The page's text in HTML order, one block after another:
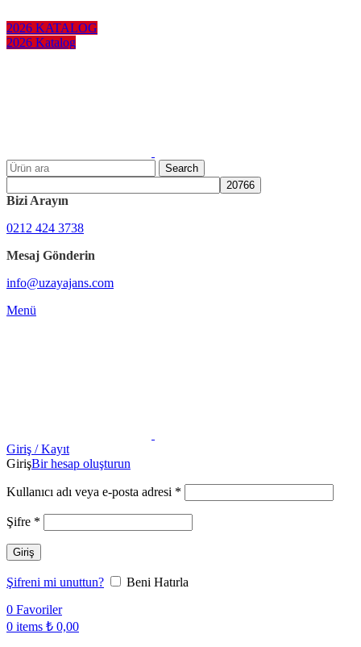
2026 KATALOG
2026 Katalog
Search
Bizi Arayın
0212 424 3738
Mesaj Gönderin
info@uzayajans.com
Menü
Giriş / Kayıt
GirişBir hesap oluşturun
Kullanıcı adı veya e-posta adresi *
Şifre *
Giriş
Şifreni mi unuttun?
Beni Hatırla
0 Favoriler
0 items ₺ 0,00